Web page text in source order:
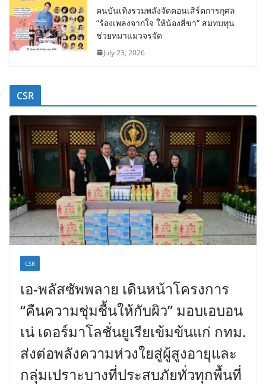
คนบันเทิงรวมพลังจัดคอนเสิร์ตการกุศล
“ร้องเพลงจากใจ ให้น้องสี่ขา” สมทบทุน
ช่วยหมาแมวจรจัด
July 23, 2026
CSR
CSR
เอ-พลัสซัพพลาย เดินหน้าโครงการ
“คืนความชุ่มชื้นให้กับผิว” มอบเอบอน
เน่ เดอร์มาโลชั่นยูเรียเข้มข้นแก่ กทม.
ส่งต่อพลังความห่วงใยสู่ผู้สูงอายุและ
กลุ่มเปราะบางที่ประสบภัยทั่วทุกพื้นที่